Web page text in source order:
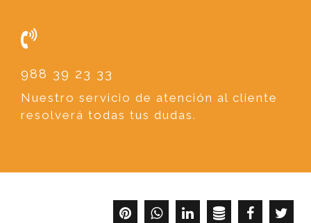
988 39 23 33
Nuestro servicio de atención al cliente
resolverá todas tus dudas.